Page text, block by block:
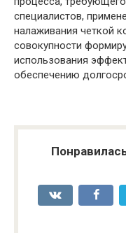
специалистов,
налаживания четкой
совокупности
использования
обеспечению